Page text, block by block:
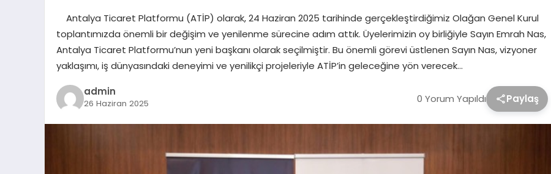
Antalya Ticaret Platformu (ATİP) olarak, 24 Haziran 2025 tarihinde gerçekleştirdiğimiz Olağan Genel Kurul
toplantımızda önemli bir değişim ve yenilenme sürecine adım attık. Üyelerimizin oy birliğiyle Sayın Emrah Nas,
Antalya Ticaret Platformu’nun yeni başkanı olarak seçilmiştir. Bu önemli görevi üstlenen Sayın Nas, vizyoner
yaklaşımı, iş dünyasındaki deneyimi ve yenilikçi projeleriyle ATİP’in geleceğine yön verecek…
admin
26 Haziran 2025 0 Yorum Yapıldı Paylaş